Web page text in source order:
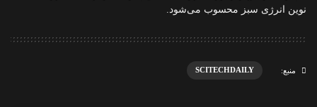
نوین انرژی سبز محسوب می‌شود.
منبع: SCITECHDAILY